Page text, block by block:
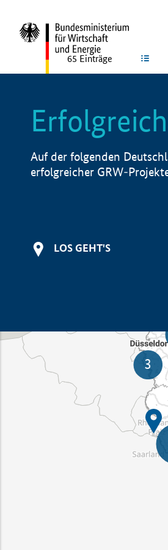
65 Einträge
Auf der folgenden
erfolgreicher GRW-
LOS GEHT'S